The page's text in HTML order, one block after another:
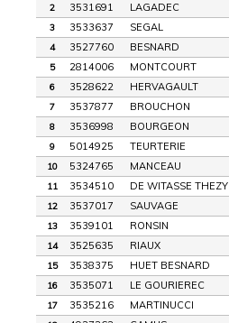
2 3531691 LAGADEC
3 3533637 SEGAL
4 3527760 BESNARD
5 2814006 MONTCOURT
6 3528622 HERVAGAULT
7 3537877 BROUCHON
8 3536998 BOURGEON
9 5014925 TEURTERIE
10 5324765 MANCEAU
11 3534510 DE WITASSE THEZY
12 3537017 SAUVAGE
13 3539101 RONSIN
14 3525635 RIAUX
15 3538375 HUET BESNARD
16 3535071 LE GOURIEREC
17 3535216 MARTINUCCI